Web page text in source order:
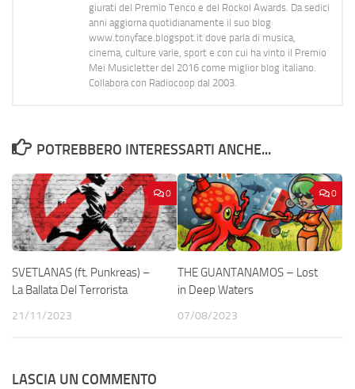
giurati del Premio Tenco e del Rockol Awards. Da sedici
anni aggiorna quotidianamente il suo blog
www.tonyface.blogspot.it dove parla di musica,
cinema, culture varie, sport e con cui ha vinto il Premio
Mei Musicletter del 2016 come miglior blog italiano.
Collabora con Radiocoop dal 2003.
POTREBBERO INTERESSARTI ANCHE...
0
SVETLANAS (ft. Punkreas) –
La Ballata Del Terrorista
21/11/2023
0
THE GUANTANAMOS – Lost
in Deep Waters
07/08/2023
LASCIA UN COMMENTO